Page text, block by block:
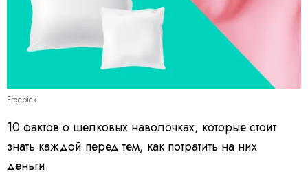
Freepick
10 фактов о шелковых наволочках, которые стоит
знать каждой перед тем, как потратить на них
деньги.